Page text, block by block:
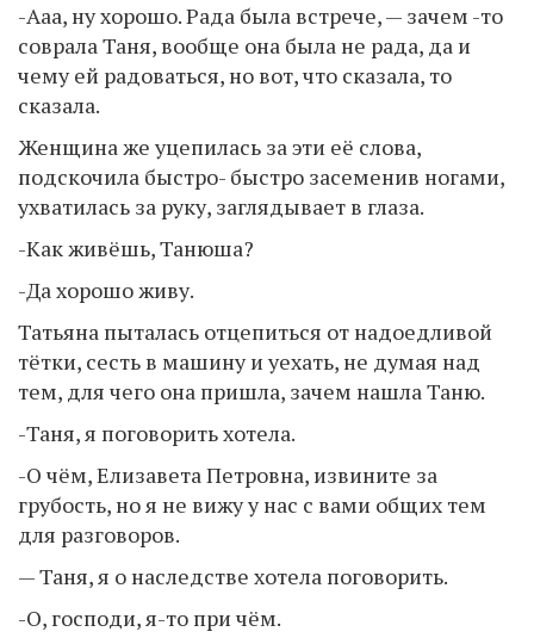
-Ааа, ну хорошо. Рада была встрече, — зачем -то
соврала Таня, вообще она была не рада, да и
чему ей радоваться, но вот, что сказала, то
сказала.
Женщина же уцепилась за эти её слова,
подскочила быстро- быстро засеменив ногами,
ухватилась за руку, заглядывает в глаза.
-Как живёшь, Танюша?
-Да хорошо живу.
Татьяна пыталась отцепиться от надоедливой
тётки, сесть в машину и уехать, не думая над
тем, для чего она пришла, зачем нашла Таню.
-Таня, я поговорить хотела.
-О чём, Елизавета Петровна, извините за
грубость, но я не вижу у нас с вами общих тем
для разговоров.
— Таня, я о наследстве хотела поговорить.
-О, господи, я-то при чём.